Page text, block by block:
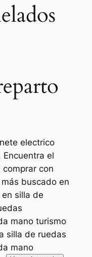
electrico
el
con
buscado en
silla de
mano turismo
silla de ruedas
mano